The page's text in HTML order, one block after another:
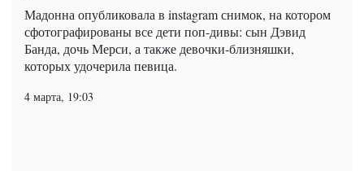
Мадонна опубликовала в instagram снимок, на котором
сфотографированы все дети поп-дивы: сын Дэвид
Банда, дочь Мерси, а также девочки-близняшки,
которых удочерила певица.
4 марта, 19:03